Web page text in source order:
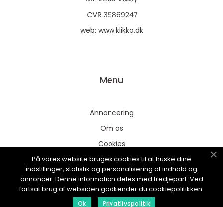
web: www.klikko.dk
Menu
Annoncering
Om os
Cookies
Kontakt os
Sitemap
På vores website bruges cookies til at huske dine
indstillinger, statistik og personalisering af indhold og
annoncer. Denne information deles med tredjepart. Ved
fortsat brug af websiden godkender du cookiepolitikken.
Ok Privatlivspolitik